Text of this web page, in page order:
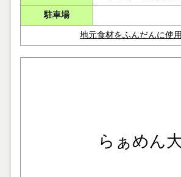
駐車場
地元食材をふんだんに使
らぁめん